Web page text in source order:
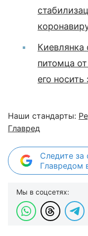
Киевлянка
питомца
его
Наши стандарты:
Главред
Следите
Главредом
Мы в соцсетях: